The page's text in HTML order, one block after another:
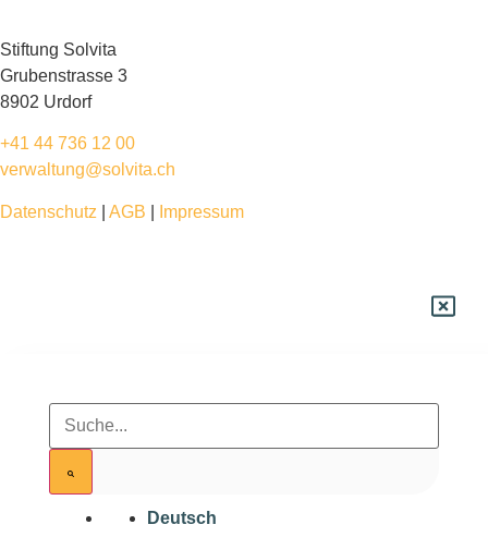
Stiftung Solvita
Grubenstrasse 3
8902 Urdorf
+41 44 736 12 00
verwaltung@solvita.ch
Datenschutz AGB Impressum
Deutsch